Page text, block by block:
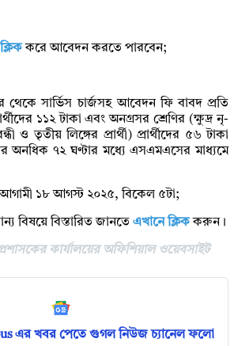
করে আবেদন করতে পারবেন;
থেকে সার্ভিস চার্জসহ আবেদন ফি বাবদ প্রতি
১১২ টাকা এবং অনগ্রসর শ্রেণির (ক্ষুদ্র নৃ-
ও তৃতীয় লিঙ্গের প্রার্থী) প্রার্থীদের ৫৬ টাকা
অনধিক ৭২ ঘণ্টার মধ্যে এসএমএসের মাধ্যমে
১৮ আগস্ট ২০২৫, বিকেল ৫টা;
বিষয়ে বিস্তারিত জানতে এখানে ক্লিককরুন।
কার্যালয়ের অফিশিয়াল ওয়েবসাইট
এর খবর পেতে গুগল নিউজ চ্যানেল ফলো